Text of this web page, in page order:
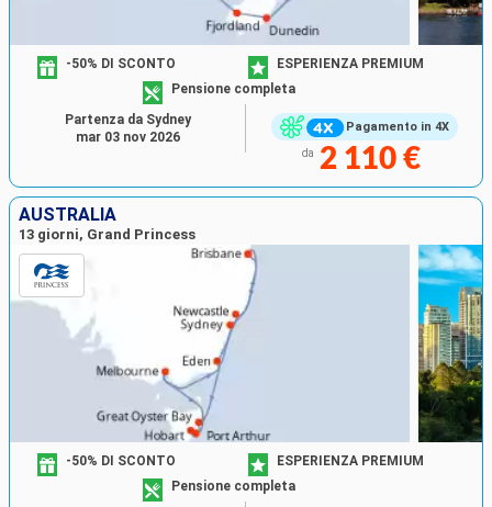
Pagamento in 4X
-50% DI SCONTO
ESPERIENZA PREMIUM
Pensione completa
da 2 110 €
Partenza da Sydney
mar 03 nov 2026
AUSTRALIA
13 giorni, Grand Princess
-50% DI SCONTO
ESPERIENZA PREMIUM
Pensione completa